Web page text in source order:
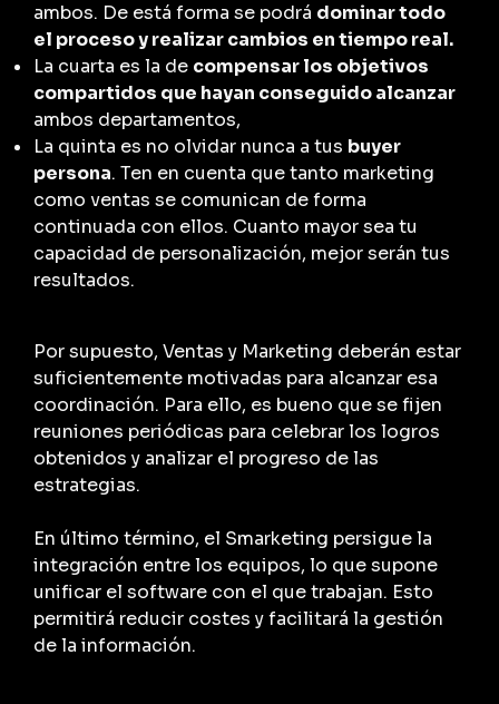
ambos. De está forma se podrá dominar todo
el proceso y realizar cambios en tiempo real.
La cuarta es la de compensar los objetivos
compartidos que hayan conseguido alcanzar
ambos departamentos,
La quinta es no olvidar nunca a tus buyer
persona. Ten en cuenta que tanto marketing
como ventas se comunican de forma
continuada con ellos. Cuanto mayor sea tu
capacidad de personalización, mejor serán tus
resultados.
Por supuesto, Ventas y Marketing deberán estar
suficientemente motivadas para alcanzar esa
coordinación. Para ello, es bueno que se fijen
reuniones periódicas para celebrar los logros
obtenidos y analizar el progreso de las
estrategias.
En último término, el Smarketing persigue la
integración entre los equipos, lo que supone
unificar el software con el que trabajan. Esto
permitirá reducir costes y facilitará la gestión
de la información.